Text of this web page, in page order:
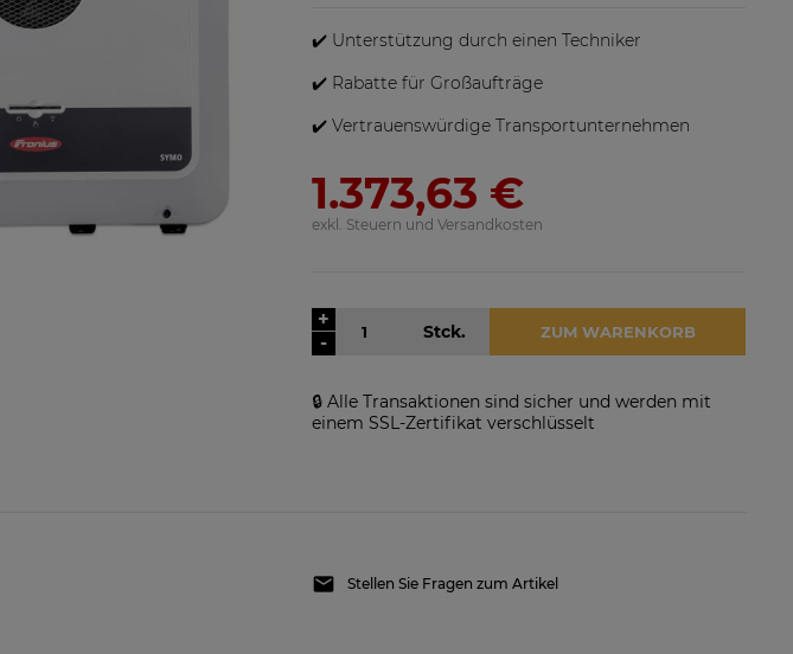
Versandkosten können höher sein,
werden.
✔️ Unterstützung durch einen Techniker
✔️ Rabatte für Großaufträge
✔️ Vertrauenswürdige Transportunternehmen
1.373,63 €
exkl. Steuern und Versandkosten
-
+
Stck. ZUM WARENKORB
🔒 Alle Transaktionen sind sicher und werden mit
einem SSL-Zertifikat verschlüsselt
Stellen Sie Fragen zum Artikel